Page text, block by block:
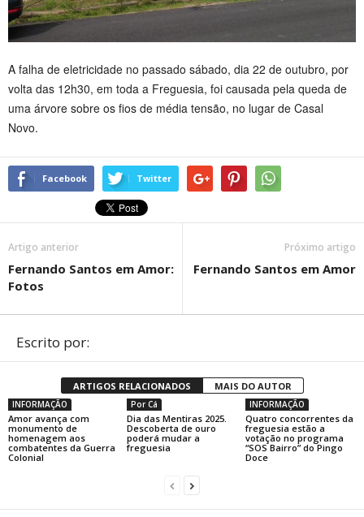
A falha de eletricidade no passado sábado, dia 22 de outubro, por
volta das 12h30, em toda a Freguesia, foi causada pela queda de
uma árvore sobre os fios de média tensão, no lugar de Casal
Novo.
Facebook Twitter
Artigo anterior
Fernando Santos em Amor:
Fotos
Próximo artigo
Fernando Santos em Amor
Escrito por:
ARTIGOS RELACIONADOS MAIS DO AUTOR
INFORMAÇÃO
Amor avança com
monumento de
homenagem aos
combatentes da Guerra
Colonial
Por Cá
Dia das Mentiras 2025.
Descoberta de ouro
poderá mudar a
freguesia
INFORMAÇÃO
Quatro concorrentes da
freguesia estão a
votação no programa
“SOS Bairro” do Pingo
Doce